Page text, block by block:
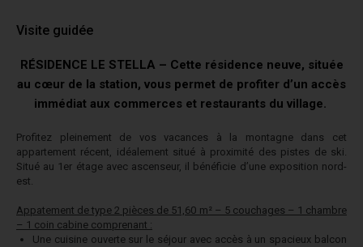
Visite guidée
RÉSIDENCE LE STELLA – Cette résidence neuve, située
au cœur de la station, vous permet de profiter d’un accès
immédiat aux commerces et restaurants du village.
Profitez pleinement de vos vacances à la montagne dans cet
appartement récent, idéalement situé à proximité des pistes de ski.
Situé au 1er étage avec ascenseur, il bénéficie d’une exposition nord-
est.
Appatement de type 2 pièces de 51,60 m² – 5 couchages – 1 chambre
– 1 coin cabine comprenant :
Une cuisine ouverte sur le séjour avec accès à un spacieux balcon